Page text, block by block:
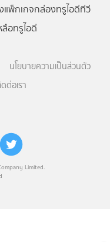
Limited.
แพ็กเกจกล่องทรูไอดีทีวี
อทรูไอดี
นโยบายความเป็นส่วนตัว
ต่อเรา